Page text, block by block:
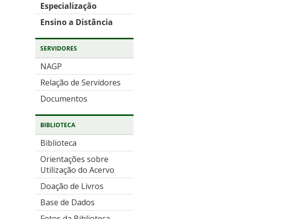
Especialização
Ensino a Distância
SERVIDORES
NAGP
Relação de Servidores
Documentos
BIBLIOTECA
Biblioteca
Orientações sobre
Utilização do Acervo
Doação de Livros
Base de Dados